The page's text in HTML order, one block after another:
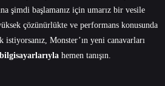
şimdi başlamanız için umarız bir vesile
çözünürlükte ve performans konusunda
Monster’ın yeni canavarları
hemen tanışın.